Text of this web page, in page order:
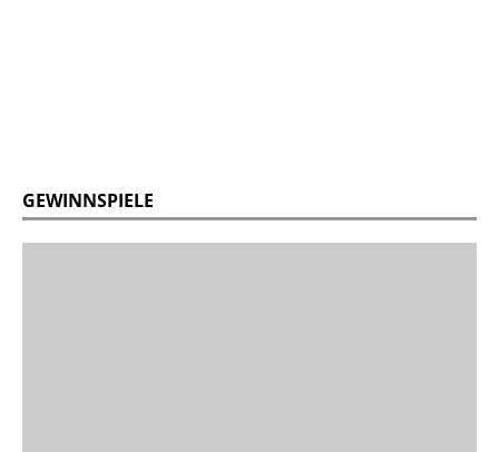
GEWINNSPIELE